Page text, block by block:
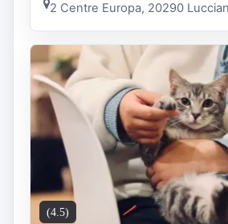
2 Centre Europa, 20290
(4.5)